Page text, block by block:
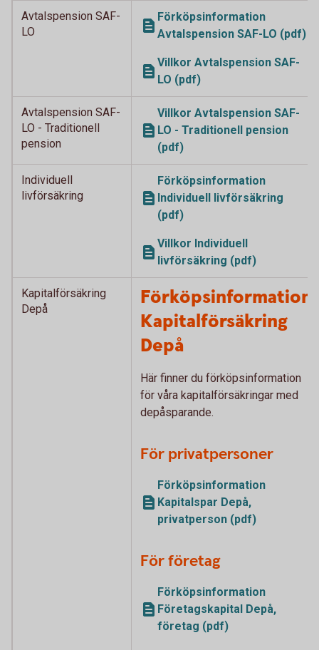
Avtalspension SAF-
LO
Förköpsinformation
Avtalspension SAF-LO (pdf)
Villkor Avtalspension SAF-
LO (pdf)
Avtalspension SAF-
LO - Traditionell
pension
Villkor Avtalspension SAF-
LO - Traditionell pension
(pdf)
Individuell
livförsäkring
Förköpsinformation
Individuell livförsäkring
(pdf)
Villkor Individuell
livförsäkring (pdf)
Kapitalförsäkring
Depå
Förköpsinformation
Kapitalförsäkring
Depå
Här finner du förköpsinformation
för våra kapitalförsäkringar med
depåsparande.
För privatpersoner
Förköpsinformation
Kapitalspar Depå,
privatperson (pdf)
För företag
Förköpsinformation
Företagskapital Depå,
företag (pdf)